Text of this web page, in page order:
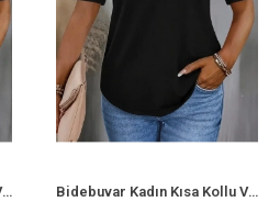
Bidebuvar Kadın Kısa Kollu V Yakalı Leopar Desenli Viskon Bluz Bidebuvar Kadın Kısa Kollu V Yakalı Leopar Desenli Viskon Bluz